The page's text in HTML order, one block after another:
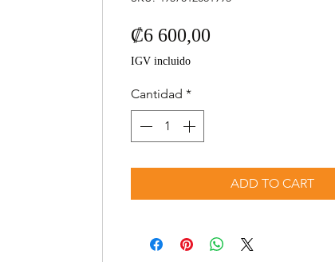
₡6 600,00
IGV incluido
Cantidad *
ADD TO CART